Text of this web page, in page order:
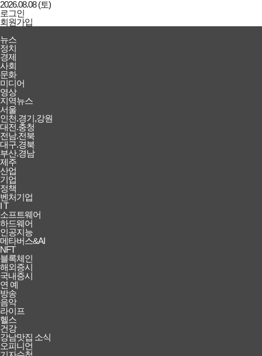
2026.08.08 (토)
로그인
회원가입
전체메뉴
열기/
닫기
뉴스
정치
경제
사회
문화
미디어
영상
지역뉴스
서울
인천.경기,강원
대전.충청
전남.전북
대구.경북
부산.경남
제주
산업
기업
정책
벤처기업
I T
소프트웨어
하드웨어
인공지능
메타버스&AI
NFT
블록체인
해외증시
국내증시
연 예
방송
음악
라이프
헬스
건강
강남맛집 소식
오피니언